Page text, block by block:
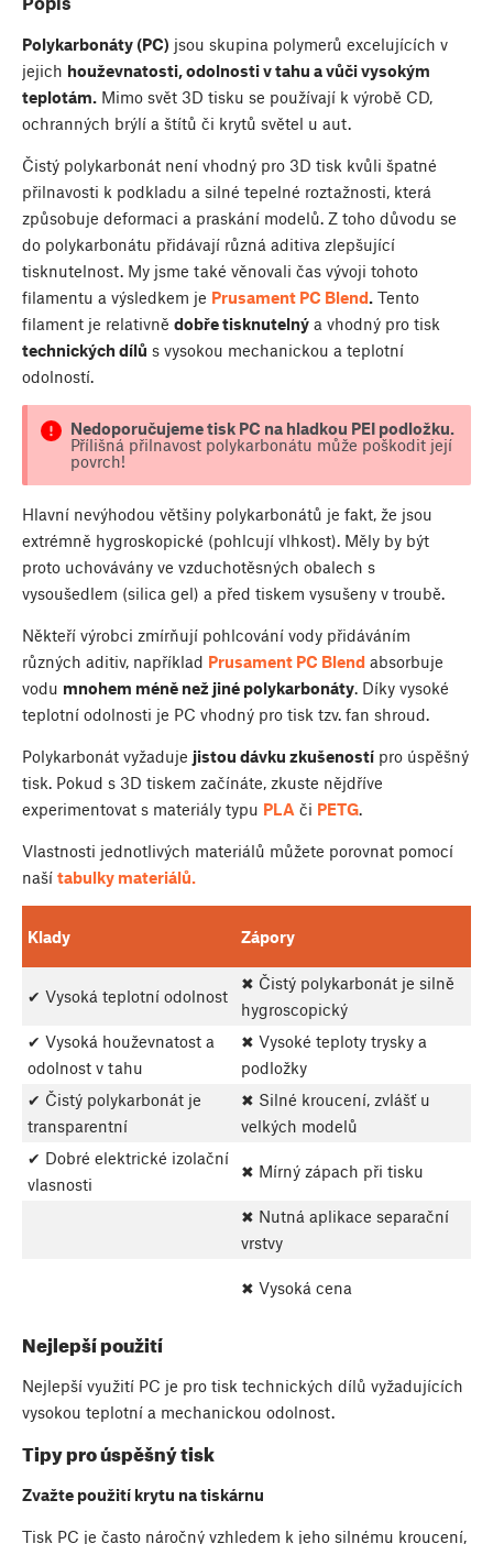
Polykarbonáty (PC) jsou skupina polymerů excelujících v
jejich houževnatosti, odolnosti v tahu a vůči vysokým
teplotám. Mimo svět 3D tisku se používají k výrobě CD,
ochranných brýlí a štítů či krytů světel u aut.
Čistý polykarbonát není vhodný pro 3D tisk kvůli špatné
přilnavosti k podkladu a silné tepelné roztažnosti, která
způsobuje deformaci a praskání modelů. Z toho důvodu se
do polykarbonátu přidávají různá aditiva zlepšující
tisknutelnost. My jsme také věnovali čas vývoji tohoto
filamentu a výsledkem je Prusament PC Blend. Tento
filament je relativně dobře tisknutelný a vhodný pro tisk
technických dílů s vysokou mechanickou a teplotní
odolností.
Nedoporučujeme tisk PC na hladkou PEI podložku.
Přílišná přilnavost polykarbonátu může poškodit její
povrch!
Hlavní nevýhodou většiny polykarbonátů je fakt, že jsou
extrémně hygroskopické (pohlcují vlhkost). Měly by být
proto uchovávány ve vzduchotěsných obalech s
vysoušedlem (silica gel) a před tiskem vysušeny v troubě.
Někteří výrobci zmírňují pohlcování vody přidáváním
různých aditiv, například Prusament PC Blend absorbuje
vodu mnohem méně než jiné polykarbonáty. Díky vysoké
teplotní odolnosti je PC vhodný pro tisk tzv. fan shroud.
Polykarbonát vyžaduje jistou dávku zkušeností pro úspěšný
tisk. Pokud s 3D tiskem začínáte, zkuste nějdříve
experimentovat s materiály typu PLA či PETG.
Vlastnosti jednotlivých materiálů můžete porovnat pomocí
naší tabulky materiálů.
Klady Zápory
✔ Vysoká teplotní odolnost
✖ Čistý polykarbonát je silně
hygroscopický
✔ Vysoká houževnatost a
odolnost v tahu
✖ Vysoké teploty trysky a
podložky
✔ Čistý polykarbonát je
transparentní
✖ Silné kroucení, zvlášť u
velkých modelů
✔ Dobré elektrické izolační
vlasnosti
✖ Mírný zápach při tisku
✖ Nutná aplikace separační
vrstvy
✖ Vysoká cena
Nejlepší použití
Nejlepší využití PC je pro tisk technických dílů vyžadujících
vysokou teplotní a mechanickou odolnost.
Tipy pro úspěšný tisk
Zvažte použití krytu na tiskárnu
Tisk PC je často náročný vzhledem k jeho silnému kroucení,